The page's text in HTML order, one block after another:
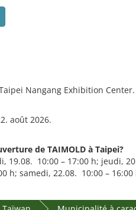
Nangang Exhibition Center.
août 2026.
de TAIMOLD à Taipei?
19.08. 10:00 – 17:00 h; jeudi,
h; samedi, 22.08. 10:00 – 16:00